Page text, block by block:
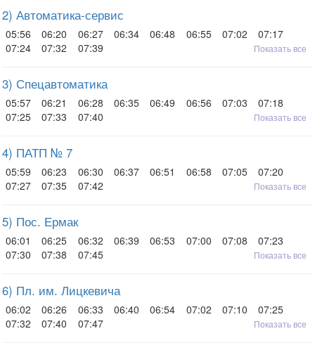
2) Автоматика-сервис
05:56 06:20 06:27 06:34 06:48 06:55 07:02
07:17
07:24
07:32 07:39 Показать все
3) Спецавтоматика
05:57 06:21 06:28 06:35 06:49 06:56 07:03
07:18
07:25
07:33 07:40 Показать все
4) ПАТП № 7
05:59 06:23 06:30 06:37 06:51 06:58 07:05
07:20
07:27
07:35 07:42 Показать все
5) Пос. Ермак
06:01 06:25 06:32 06:39 06:53 07:00 07:08
07:23
07:30
07:38 07:45 Показать все
6) Пл. им. Лицкевича
06:02 06:26 06:33 06:40 06:54 07:02 07:10
07:25
07:32
07:40 07:47 Показать все